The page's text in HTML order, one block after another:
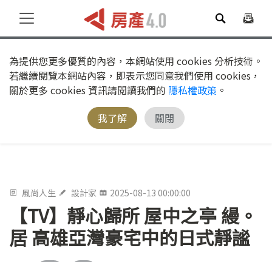
為提供您更多優質的內容，本網站使用 cookies 分析技術。
若繼續閱覽本網站內容，即表示您同意我們使用 cookies，
關於更多 cookies 資訊請閱讀我們的 隱私權政策 。
我了解
關閉
風尚人生 設計家 2025-08-13 00:00:00
【TV】靜心歸所 屋中之亭 縵。
居 高雄亞灣豪宅中的日式靜謐